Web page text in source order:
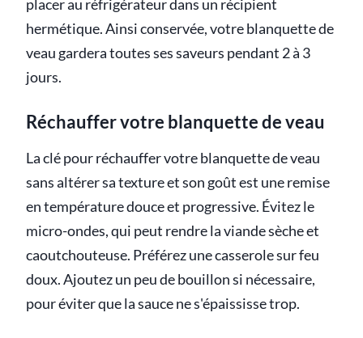
placer au réfrigérateur dans un récipient
hermétique. Ainsi conservée, votre blanquette de
veau gardera toutes ses saveurs pendant 2 à 3
jours.
Réchauffer votre blanquette de veau
La clé pour réchauffer votre blanquette de veau
sans altérer sa texture et son goût est une remise
en température douce et progressive. Évitez le
micro-ondes, qui peut rendre la viande sèche et
caoutchouteuse. Préférez une casserole sur feu
doux. Ajoutez un peu de bouillon si nécessaire,
pour éviter que la sauce ne s'épaississe trop.